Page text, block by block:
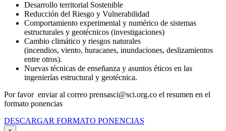
Desarrollo territorial Sostenible
Reducción del Riesgo y Vulnerabilidad
Comportamiento experimental y numérico de sistemas
estructurales y geotécnicos (investigaciones)
Cambio climático y riesgos naturales
(incendios, viento, huracanes, inundaciones, deslizamientos
entre otros).
Nuevas técnicas de enseñanza y asuntos éticos en las
ingenierías estructural y geotécnica.
Por favor enviar al correo prensasci@sci.org.co el resumen en el
formato ponencias
DESCARGAR FORMATO PONENCIAS